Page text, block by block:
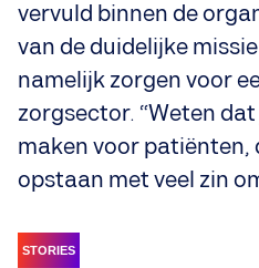
vervuld binnen de
van de duidelijke
namelijk zorgen voor
zorgsector. “Weten
maken voor patiënten,
opstaan met veel zin
STORIES